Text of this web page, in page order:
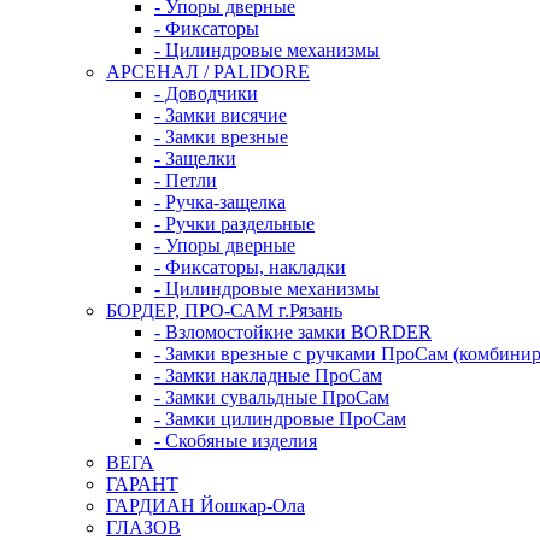
- Упоры дверные
- Фиксаторы
- Цилиндровые механизмы
АРСЕНАЛ / PALIDORE
- Доводчики
- Замки висячие
- Замки врезные
- Защелки
- Петли
- Ручка-защелка
- Ручки раздельные
- Упоры дверные
- Фиксаторы, накладки
- Цилиндровые механизмы
БОРДЕР, ПРО-САМ г.Рязань
- Взломостойкие замки BORDER
- Замки врезные с ручками ПроСам
- Замки накладные ПроСам
- Замки сувальдные ПроСам
- Замки цилиндровые ПроСам
- Скобяные изделия
ВЕГА
ГАРАНТ
ГАРДИАН Йошкар-Ола
ГЛАЗОВ